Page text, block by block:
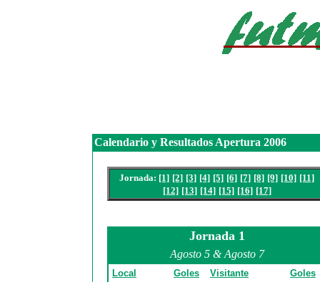
Calendario y Resultados Apertura 2006
Jornada: [1] [2] [3] [4] [5] [6] [7] [8] [9] [10] [11]
[12] [13] [14] [15] [16] [17]
Jornada 1
Agosto 5 & Agosto 7
Local Goles Visitante Goles